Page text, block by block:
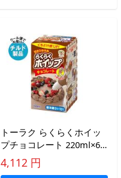
トーラク らくらくホイッ
プチョコレート 220ml×6
個入×(2ケース) チルド 冷
蔵品｜ 送料無料
4,112 円